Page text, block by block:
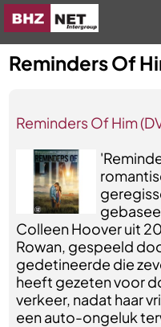
Reminders Of
Reminders Of Him
Colleen Hoover uit
Rowan, gespeeld
gedetineerde die
heeft gezeten voor
verkeer, nadat haar
een auto-ongeluk